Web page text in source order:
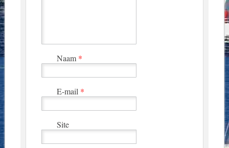
Naam *
E-mail *
Site